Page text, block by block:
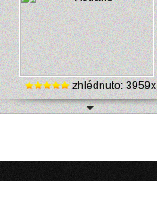
zhlédnuto: 3959x